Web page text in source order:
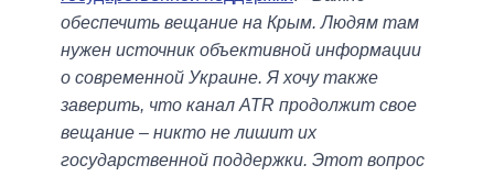
обеспечить вещание на Крым. Людям там
нужен источник объективной информации
о современной Украине. Я хочу также
заверить, что канал ATR продолжит свое
вещание – никто не лишит их
государственной поддержки. Этот вопрос